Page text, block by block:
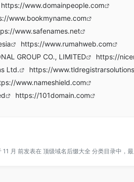
https://www.domainpeople.com
www.bookmyname.com
www.safenames.net
https://www.rumahweb.com
GROUP CO., LIMITED
https://
Ltd.
https://
www.nameshield.com
https://101domain.com
11 月 前发表在 顶级域名后缀大全 分类目录中，